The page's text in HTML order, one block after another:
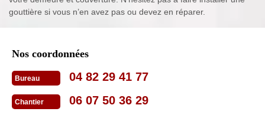
gouttière si vous n’en avez pas ou devez en réparer.
Nos coordonnées
Bureau 04 82 29 41 77
Chantier 06 07 50 36 29